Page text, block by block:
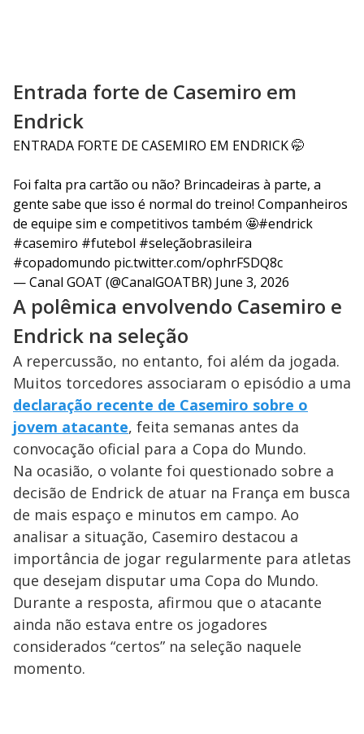
Entrada forte de Casemiro em
Endrick
ENTRADA FORTE DE CASEMIRO EM ENDRICK 🤭
Foi falta pra cartão ou não? Brincadeiras à parte, a
gente sabe que isso é normal do treino! Companheiros
de equipe sim e competitivos também 🤩#endrick
#casemiro #futebol #seleçãobrasileira
#copadomundo pic.twitter.com/ophrFSDQ8c
— Canal GOAT (@CanalGOATBR) June 3, 2026
A polêmica envolvendo Casemiro e
Endrick na seleção
A repercussão, no entanto, foi além da jogada.
Muitos torcedores associaram o episódio a uma
declaração recente de Casemiro sobre o
jovem atacante, feita semanas antes da
convocação oficial para a Copa do Mundo.
Na ocasião, o volante foi questionado sobre a
decisão de Endrick de atuar na França em busca
de mais espaço e minutos em campo. Ao
analisar a situação, Casemiro destacou a
importância de jogar regularmente para atletas
que desejam disputar uma Copa do Mundo.
Durante a resposta, afirmou que o atacante
ainda não estava entre os jogadores
considerados “certos” na seleção naquele
momento.